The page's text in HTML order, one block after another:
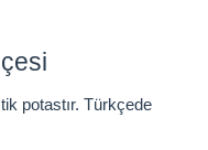
potastır. Türkçede